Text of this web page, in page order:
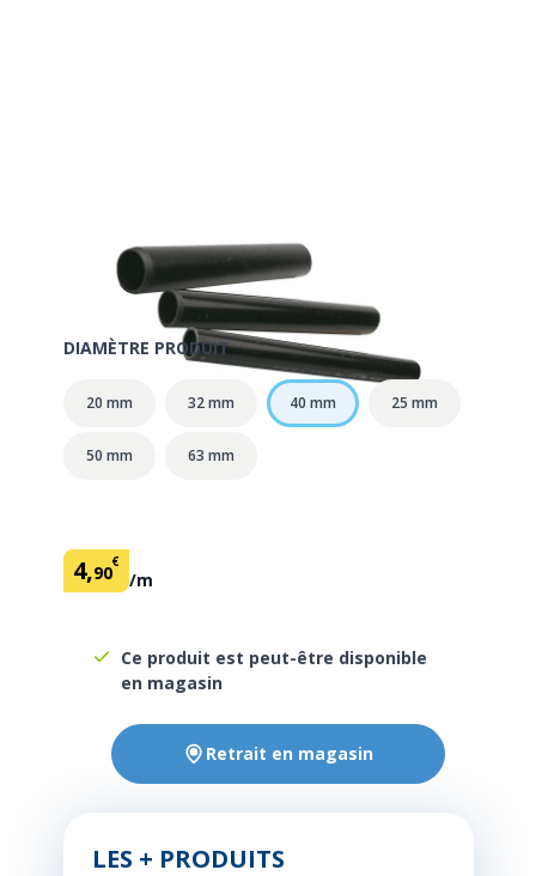
SKU:120603 Marque: Fitt
DIAMÈTRE PRODUIT
20 mm 32 mm 40 mm 25 mm
50 mm 63 mm
4,90€
/m
Ce produit est peut-être disponible
en magasin
Retrait en magasin
LES + PRODUITS